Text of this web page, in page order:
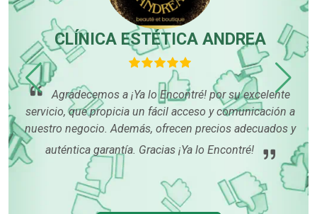
CLÍNICA ESTÉTICA ANDREA
Agradecemos a ¡Ya lo Encontré! por su excelente
servicio, que propicia un fácil acceso y comunicación a
nuestro negocio. Además, ofrecen precios adecuados y
auténtica garantía. Gracias ¡Ya lo Encontré!